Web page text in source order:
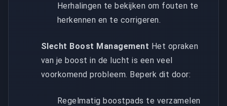
Herhalingen te bekijken om fouten te
herkennen en te corrigeren.
Slecht Boost Management Het opraken
van je boost in de lucht is een veel
voorkomend probleem. Beperk dit door:
Regelmatig boostpads te verzamelen